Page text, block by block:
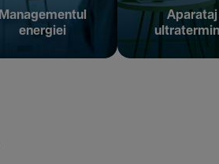
Managementul
energiei
Aparataj